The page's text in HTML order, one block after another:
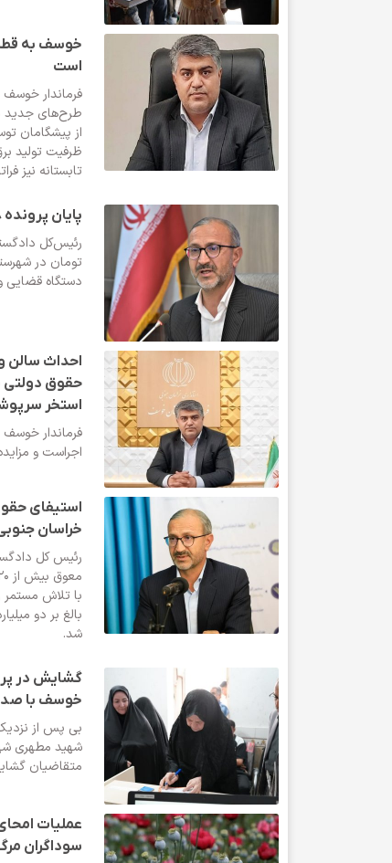
خوسف به
است
طرح‌های جدید
از پیشگامان
ظرفیت تولید
تابستانه نیز
پایان پرونده ۱۸ ساله ۱۲ میلیاردی در خوسف با صلح و سازش
دستگاه
استخر
فرماندار
اجراست و
خراسان
رئیس کل
با تلاش
بالغ بر دو
شد.
خوسف با
بی پس از
شهید مطهری
متقاضیان
عملیات
سوداگران